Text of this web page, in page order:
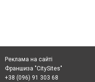
Реклама на сайті
Франшиза "CitySites"
+38 (096) 91 303 68